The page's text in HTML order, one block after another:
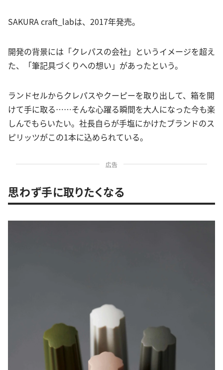
SAKURA craft_labは、2017年発売。
開発の背景には「クレパスの会社」というイメージを超え
た、「筆記具づくりへの想い」があったという。
ランドセルからクレパスやクーピーを取り出して、箱を開
けて手に取る……そんな心躍る瞬間を大人になった今も楽
しんでもらいたい。社長自らが手塩にかけたブランドのス
ピリッツがこの1本に込められている。
広告
思わず手に取りたくなる